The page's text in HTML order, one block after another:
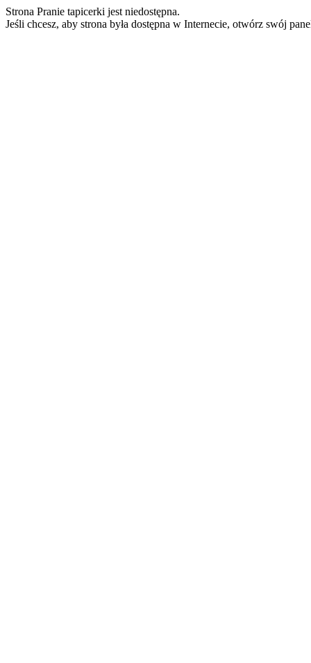
Strona Pranie tapicerki jest niedostępna.
Jeśli chcesz, aby strona była dostępna w Internecie, otwórz swój